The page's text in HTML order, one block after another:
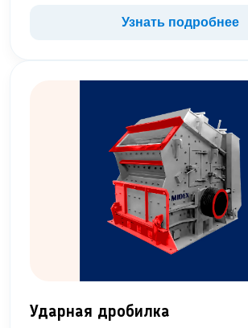
Узнать подробнее
Ударная дробилка